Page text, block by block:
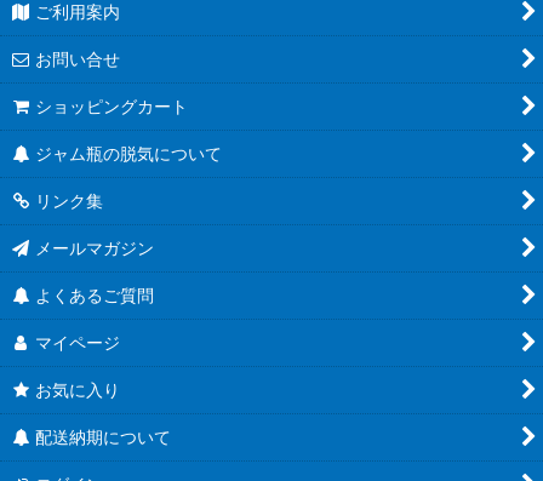
ご利用案内
お問い合せ
ショッピングカート
ジャム瓶の脱気について
リンク集
メールマガジン
よくあるご質問
マイページ
お気に入り
配送納期について